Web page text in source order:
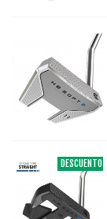
DESCUENTO